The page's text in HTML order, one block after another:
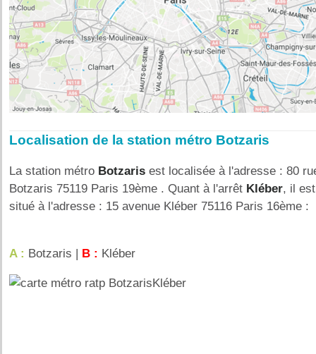
Localisation de la station métro Botzaris
La station métro Botzaris est localisée à l'adresse : 80
Botzaris 75119 Paris 19ème . Quant à l'arrêt Kléber, il est
situé à l'adresse : 15 avenue Kléber 75116 Paris 16ème :
A : Botzaris | B : Kléber